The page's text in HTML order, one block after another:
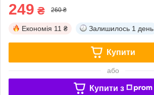
249 ₴ 260 ₴
Економія 11 ₴ Залишилось 1 день
Купити
або
Купити з